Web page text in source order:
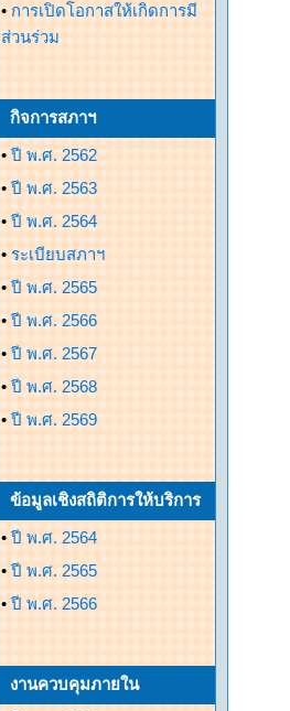
• การเปิดโอกาสให้เกิดการมี
ส่วนร่วม
กิจการสภาฯ
• ปี พ.ศ. 2562
• ปี พ.ศ. 2563
• ปี พ.ศ. 2564
• ระเบียบสภาฯ
• ปี พ.ศ. 2565
• ปี พ.ศ. 2566
• ปี พ.ศ. 2567
• ปี พ.ศ. 2568
• ปี พ.ศ. 2569
ข้อมูลเชิงสถิติการให้บริการ
• ปี พ.ศ. 2564
• ปี พ.ศ. 2565
• ปี พ.ศ. 2566
งานควบคุมภายใน